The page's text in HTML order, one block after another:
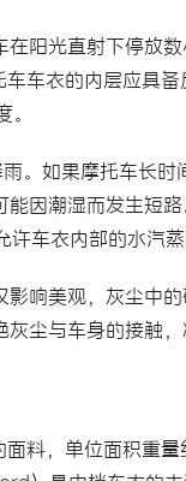
阳光直射下停放
车衣的内层应具备
。如果摩托车长
因潮湿而发生短
车衣内部的水汽蒸
响美观，灰尘中
尘与车身的接触，
料，单位面积重